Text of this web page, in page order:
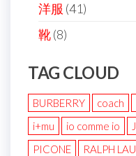
洋服 (41)
靴(8)
TAG CLOUD
BURBERRY coach
i+mu
io comme io
PICONE
RALPH